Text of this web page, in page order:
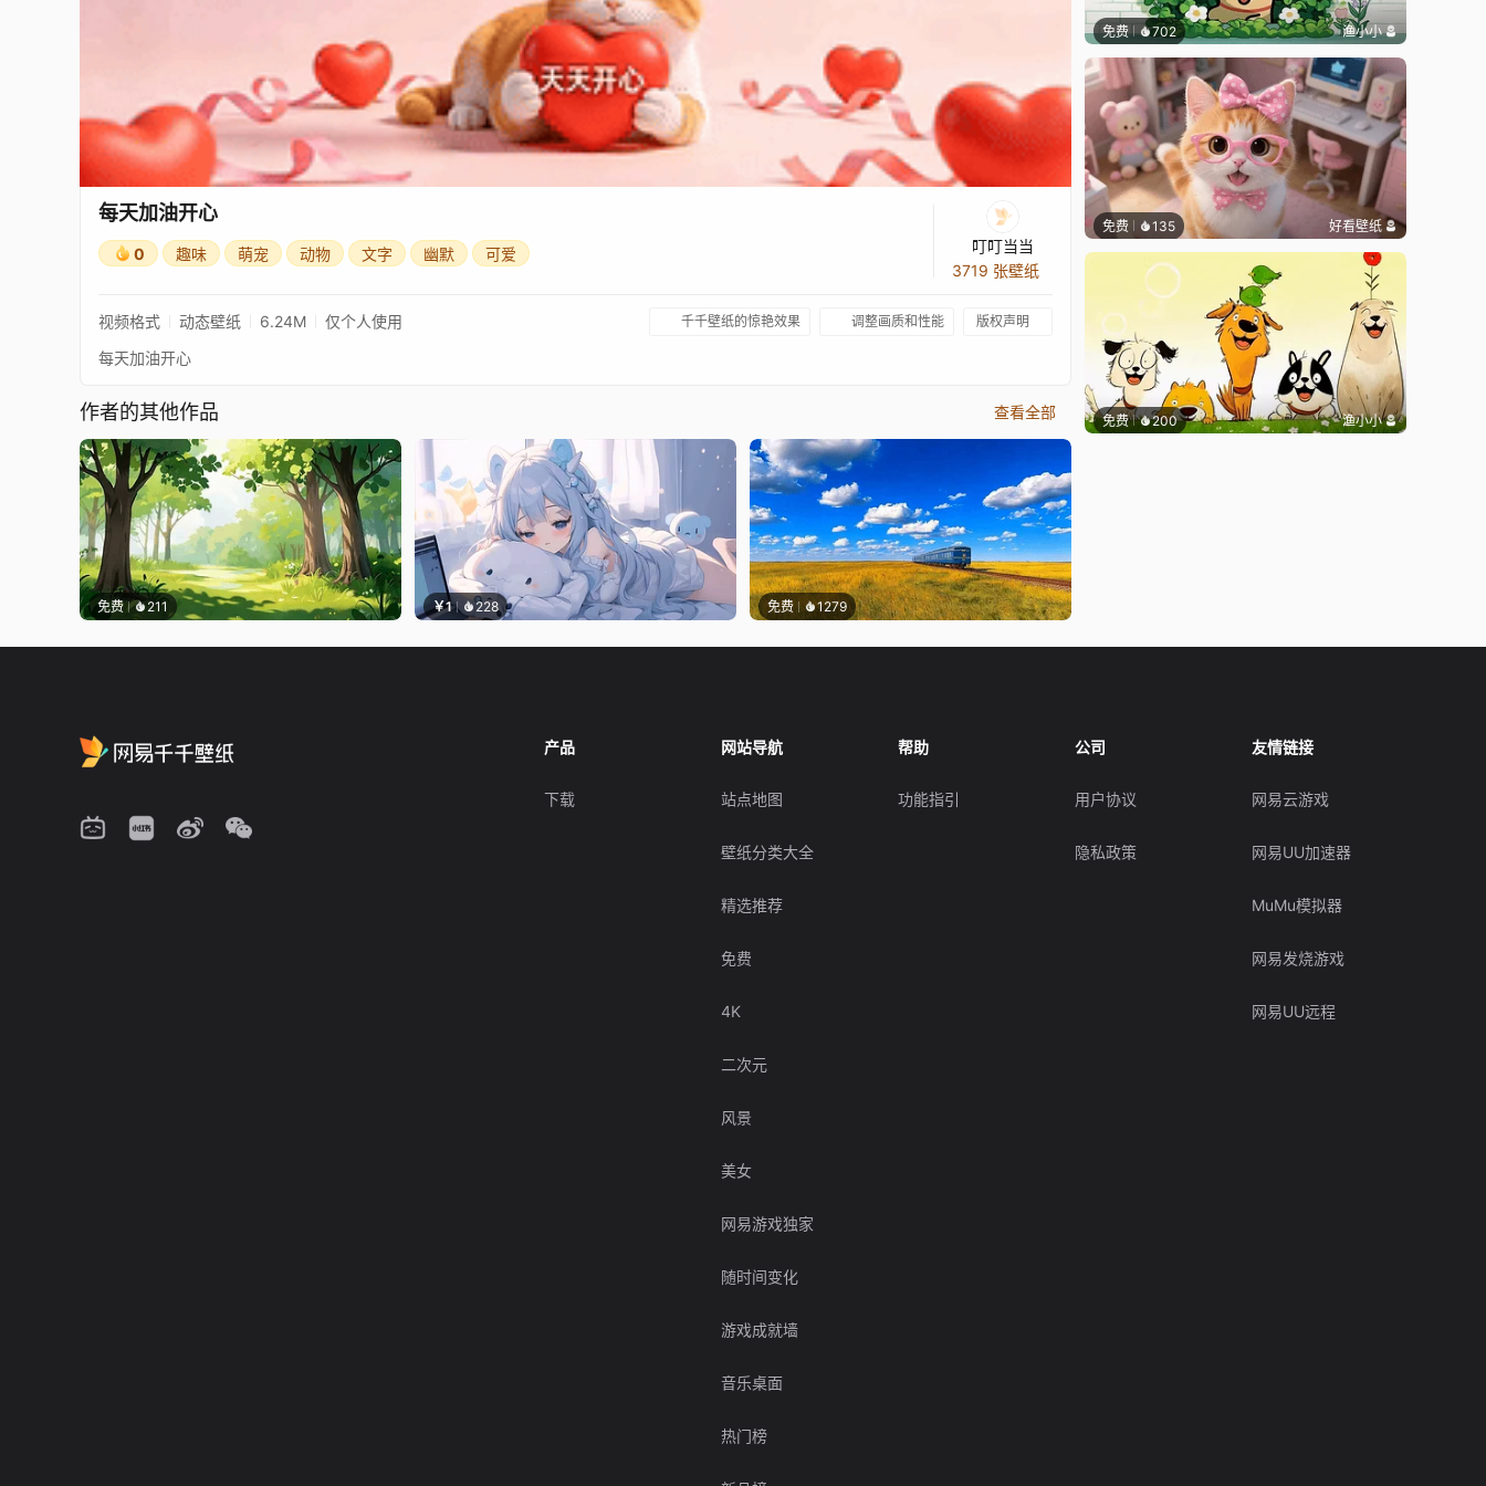
每天加油开心
0 趣味 萌宠 动物 文字 幽默 可爱
叮叮当当
3719 张壁纸
视频格式 动态壁纸 6.24M 仅个人使用 千千壁纸的惊艳效果 调整画质和性能 版权声明
每天加油开心
作者的其他作品 查看全部
免费 211 ￥1 228 免费 1279
免费 702 渔小小
免费 135 好看壁纸
免费 200 渔小小
产品
下载
网站导航
站点地图
壁纸分类大全
精选推荐
免费
4K
二次元
风景
美女
网易游戏独家
随时间变化
游戏成就墙
音乐桌面
热门榜
帮助
功能指引
公司
用户协议
隐私政策
友情链接
网易云游戏
网易UU加速器
MuMu模拟器
网易发烧游戏
网易UU远程